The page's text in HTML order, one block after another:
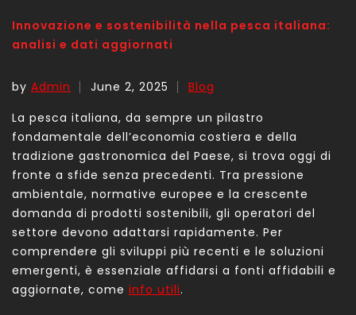
Innovazione e sostenibilità nella pesca italiana:
analisi e dati aggiornati
by Admin June 2, 2025
Blog
La pesca italiana, da sempre un pilastro
fondamentale dell’economia costiera e della
tradizione gastronomica del Paese, si trova oggi di
fronte a sfide senza precedenti. Tra pressione
ambientale, normative europee e la crescente
domanda di prodotti sostenibili, gli operatori del
settore devono adattarsi rapidamente. Per
comprendere gli sviluppi più recenti e le soluzioni
emergenti, è essenziale affidarsi a fonti affidabili e
aggiornate, come info utili.